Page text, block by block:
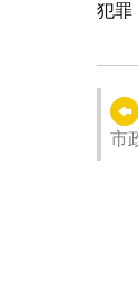
犯罪
市